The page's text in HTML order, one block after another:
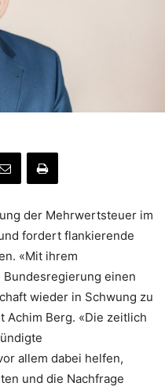
der Mehrwertsteuer im
fordert flankierende
«Mit ihrem
einen
wieder in Schwung zu
Achim Berg. «Die zeitlich
allem dabei helfen,
und die Nachfrage